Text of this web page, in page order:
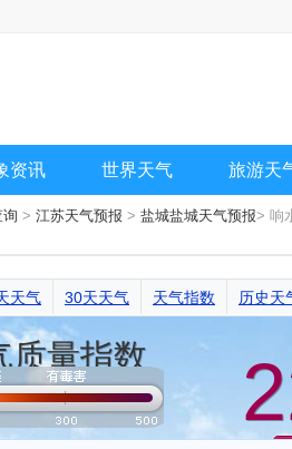
资讯 世界天气 旅游天
> 江苏天气预报 > 盐城盐城天气预报> 响
天气 30天天气 天气指数 历史天
质量指数